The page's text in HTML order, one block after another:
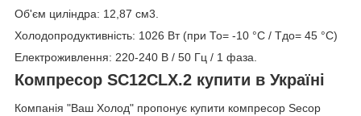
Об'єм циліндра: 12,87 см3.
Холодопродуктивність: 1026 Вт (при То= -10 °C / Тдо= 45 °C)
Електроживлення: 220-240 В / 50 Гц / 1 фаза.
Компресор SC12CLX.2 купити в Україні
Компанія "Ваш Холод" пропонує купити компресор Secop